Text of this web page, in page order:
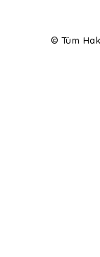
© Tüm